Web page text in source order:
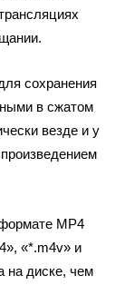
сохранения
в сжатом
везде и у
MP4
«*.m4v» и
на диске, чем